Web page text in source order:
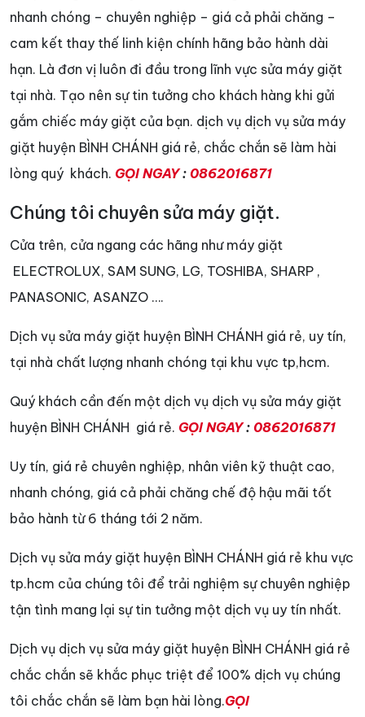
nhanh chóng – chuyên nghiệp – giá cả phải chăng –
cam kết thay thế linh kiện chính hãng bảo hành dài
hạn. Là đơn vị luôn đi đầu trong lĩnh vực sửa máy giặt
tại nhà. Tạo nên sự tin tưởng cho khách hàng khi gửi
gắm chiếc máy giặt của bạn. dịch vụ dịch vụ sửa máy
giặt huyện BÌNH CHÁNH giá rẻ, chắc chắn sẽ làm hài
lòng quý khách. GỌI NGAY: 0862016871
Chúng tôi chuyên sửa máy giặt.
Cửa trên, cửa ngang các hãng như máy giặt
ELECTROLUX, SAM SUNG, LG, TOSHIBA, SHARP ,
PANASONIC, ASANZO ….
Dịch vụ sửa máy giặt huyện BÌNH CHÁNH giá rẻ, uy tín,
tại nhà chất lượng nhanh chóng tại khu vực tp,hcm.
Quý khách cần đến một dịch vụ dịch vụ sửa máy giặt
huyện BÌNH CHÁNH giá rẻ. GỌI NGAY: 0862016871
Uy tín, giá rẻ chuyên nghiệp, nhân viên kỹ thuật cao,
nhanh chóng, giá cả phải chăng chế độ hậu mãi tốt
bảo hành từ 6 tháng tới 2 năm.
Dịch vụ sửa máy giặt huyện BÌNH CHÁNH giá rẻ khu vực
tp.hcm của chúng tôi để trải nghiệm sự chuyên nghiệp
tận tình mang lại sự tin tưởng một dịch vụ uy tín nhất.
Dịch vụ dịch vụ sửa máy giặt huyện BÌNH CHÁNH giá rẻ
chắc chắn sẽ khắc phục triệt để 100% dịch vụ chúng
tôi chắc chắn sẽ làm bạn hài lòng.GỌI